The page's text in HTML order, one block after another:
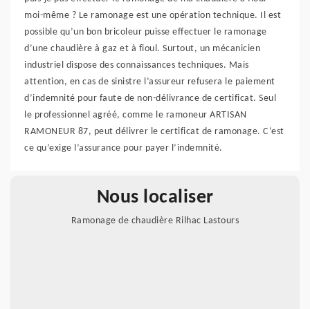
moi-même ? Le ramonage est une opération technique. Il est
possible qu’un bon bricoleur puisse effectuer le ramonage
d’une chaudière à gaz et à fioul. Surtout, un mécanicien
industriel dispose des connaissances techniques. Mais
attention, en cas de sinistre l’assureur refusera le paiement
d’indemnité pour faute de non-délivrance de certificat. Seul
le professionnel agréé, comme le ramoneur ARTISAN
RAMONEUR 87, peut délivrer le certificat de ramonage. C’est
ce qu’exige l’assurance pour payer l’indemnité.
Nous localiser
Ramonage de chaudière Rilhac Lastours